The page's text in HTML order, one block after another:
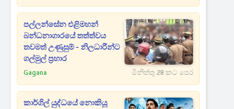
පල්ලන්සේන එළිමහන්
බන්ධනාගාරයේ තත්ත්වය
තවමත් උණුසුම් - නිලධාරීන්ට
ගල්මුල් ප්‍රහාර
Gagana මිනිත්තු 28 කට පෙර
කාර්ගිල් යුද්ධයේ නොකියූ